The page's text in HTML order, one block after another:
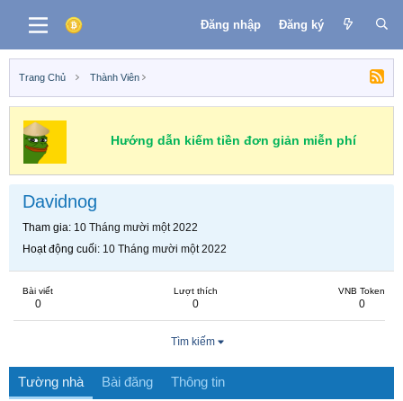
Đăng nhập Đăng ký
Trang Chủ Thành Viên
Hướng dẫn kiếm tiền đơn giản miễn phí
Davidnog
Tham gia 10 Tháng mười một 2022
Hoạt động cuối 10 Tháng mười một 2022
Bài viết
0
Lượt thích
0
VNB Token
0
Tìm kiếm
Tường nhà Bài đăng Thông tin